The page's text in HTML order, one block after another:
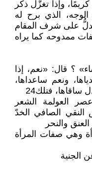
وإذا تغزَّل ذكر
الذي برح له
يدلُّ على شرف المقام
ممدوحه كما يراه
؟ قال: «نعم، إذا
ونعم ساعداها،
فتلك24
العولمة الشعر
النقي الصافي الخدّ
والنحر
وهي صفات المرأة
الجنية